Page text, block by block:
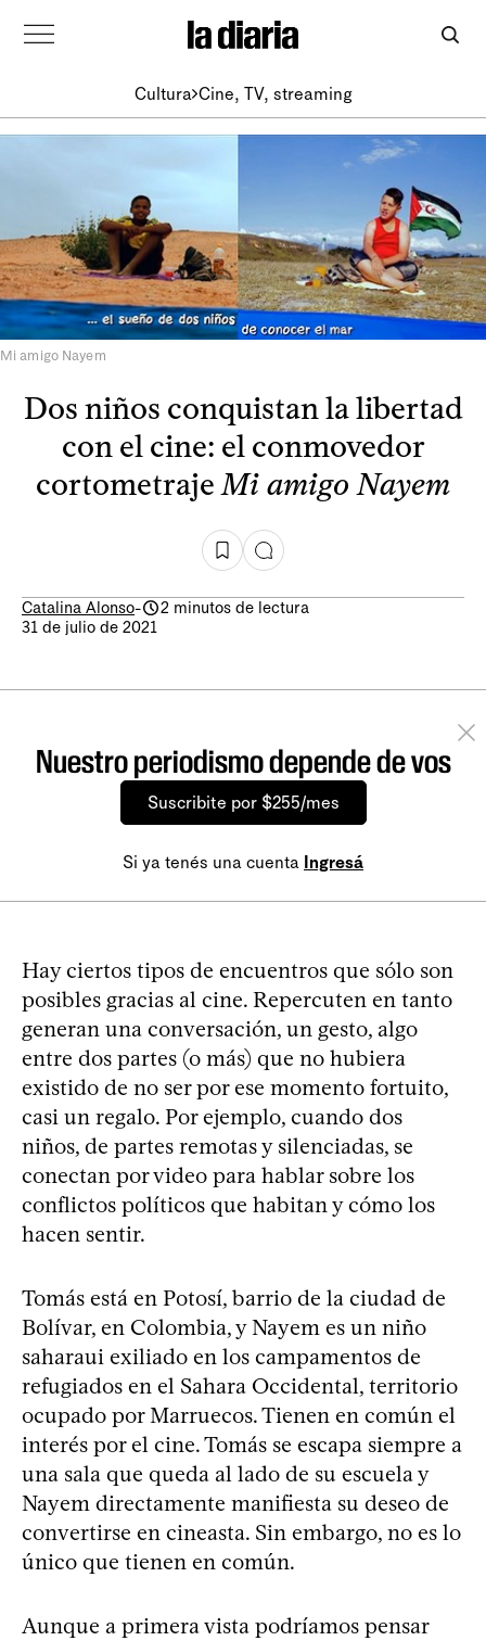
Cultura Cine, TV, streaming
Mi amigo Nayem
Dos niños conquistan la libertad
con el cine: el conmovedor
cortometrajeMi amigo Nayem
Catalina Alonso-
2 minutos de lectura
31 de julio de 2021
Nuestro periodismo depende de vos
Suscribite por $255/mes
Si ya tenés una cuenta Ingresá
Hay ciertos tipos de encuentros que sólo son
posibles gracias al cine. Repercuten en tanto
generan una conversación, un gesto, algo
entre dos partes (o más) que no hubiera
existido de no ser por ese momento fortuito,
casi un regalo. Por ejemplo, cuando dos
niños, de partes remotas y silenciadas, se
conectan por video para hablar sobre los
conflictos políticos que habitan y cómo los
hacen sentir.
Tomás está en Potosí, barrio de la ciudad de
Bolívar, en Colombia, y Nayem es un niño
saharaui exiliado en los campamentos de
refugiados en el Sahara Occidental, territorio
ocupado por Marruecos. Tienen en común el
interés por el cine. Tomás se escapa siempre a
una sala que queda al lado de su escuela y
Nayem directamente manifiesta su deseo de
convertirse en cineasta. Sin embargo, no es lo
único que tienen en común.
Aunque a primera vista podríamos pensar